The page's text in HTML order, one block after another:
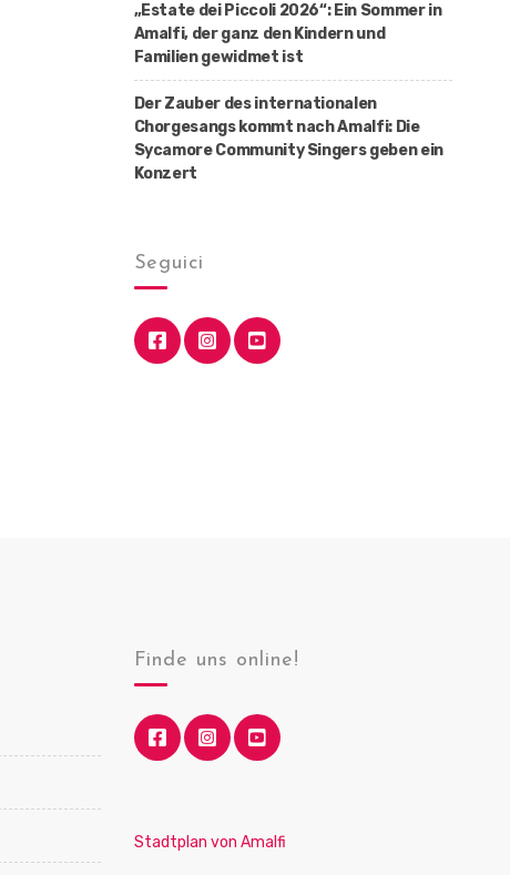
„Estate dei Piccoli 2026“: Ein Sommer in
Amalfi, der ganz den Kindern und
Familien gewidmet ist
Der Zauber des internationalen
Chorgesangs kommt nach Amalfi: Die
Sycamore Community Singers geben ein
Konzert
Seguici
Finde uns online!
Stadtplan von Amalfi